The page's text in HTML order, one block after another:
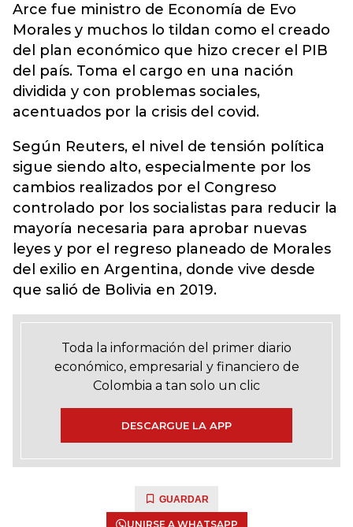
Arce fue ministro de Economía de Evo
Morales y muchos lo tildan como el creado
del plan económico que hizo crecer el PIB
del país. Toma el cargo en una nación
dividida y con problemas sociales,
acentuados por la crisis del covid.
Según Reuters, el nivel de tensión política
sigue siendo alto, especialmente por los
cambios realizados por el Congreso
controlado por los socialistas para reducir la
mayoría necesaria para aprobar nuevas
leyes y por el regreso planeado de Morales
del exilio en Argentina, donde vive desde
que salió de Bolivia en 2019.
Toda la información del primer diario
económico, empresarial y financiero de
Colombia a tan solo un clic
DESCARGUE LA APP
GUARDAR
UNIRSE A WHATSAPP